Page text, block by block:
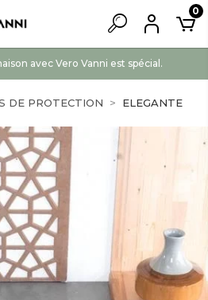
avec Vero Vanni est spécial.
0
DE PROTECTION ELEGANTE